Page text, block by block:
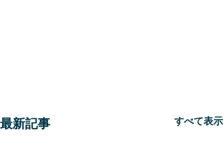
最新記事 すべて表示